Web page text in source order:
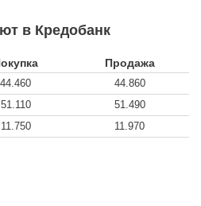
в Кредобанк
Продажа
44.460
44.860
51.110
51.490
11.750 11.970